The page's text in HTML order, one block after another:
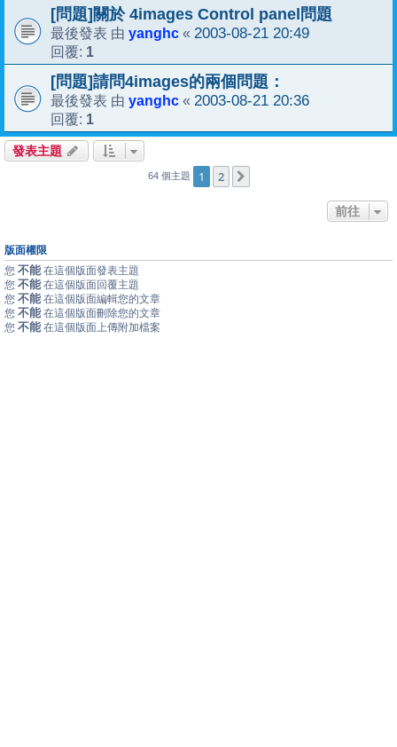
[問題]關於 4images Control panel問題
最後發表 由 yanghc « 2003-08-21 20:49
回覆: 1
[問題]請問4images的兩個問題：
最後發表 由 yanghc « 2003-08-21 20:36
回覆: 1
發表主題
64 個主題 1 2
前往
版面權限
您 不能 在這個版面發表主題
您 不能 在這個版面回覆主題
您 不能 在這個版面編輯您的文章
您 不能 在這個版面刪除您的文章
您 不能 在這個版面上傳附加檔案